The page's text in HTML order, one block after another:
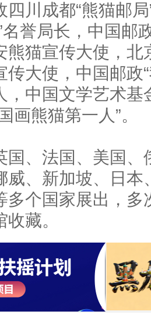
四川成都“熊猫邮
名誉局长，中国邮
熊猫宣传大使，
传大使，中国邮政
，中国文学艺术
画熊猫第一人”。
国、法国、美国
威、新加坡、日
多个国家展出，
藏。